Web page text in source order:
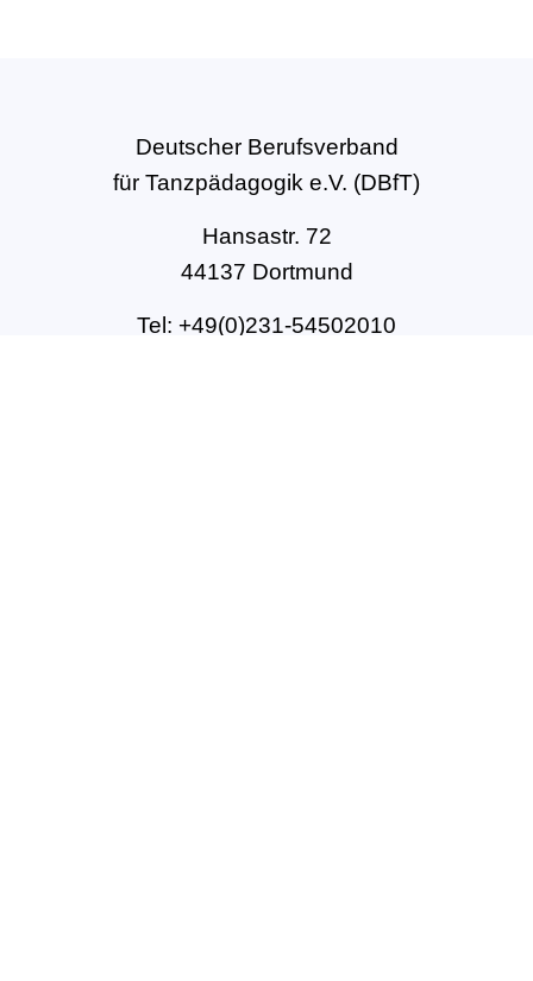
Deutscher Berufsverband
für Tanzpädagogik e.V. (DBfT)
Hansastr. 72
44137 Dortmund
Tel: +49(0)231-54502010